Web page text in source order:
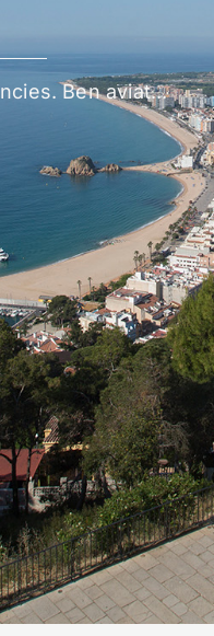
Ben aviat...